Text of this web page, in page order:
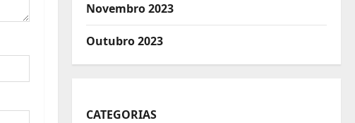
Novembro 2023
Outubro 2023
CATEGORIAS